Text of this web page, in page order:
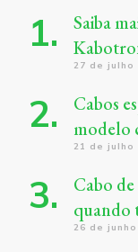
Saiba
27 de julho
Cabos
modelo
21 de julho
Cabo
quando
26 de